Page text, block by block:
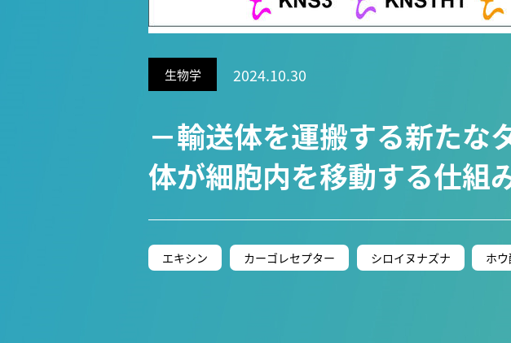
研究者総覧
生物学 2024.10.30
－輸送体を運搬する新たな
体が細胞内を移動する仕組
エキシン カーゴレセプター シロイヌナズナ ホ